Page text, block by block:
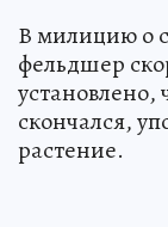
В милицию о
фельдшер
установлено,
скончался,
растение.